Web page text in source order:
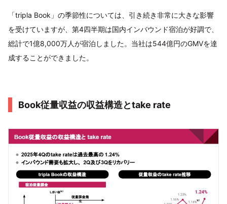
「tripla Book」の季節性については、引き続き非常に大きな影響
を受けていますが、第4四半期は国内インバウンド宿泊が好調で、
総計で1億8,000万人が宿泊しました。当社は544億円のGMVを達
成することができました。
Book従量収益の収益構造とtake rate